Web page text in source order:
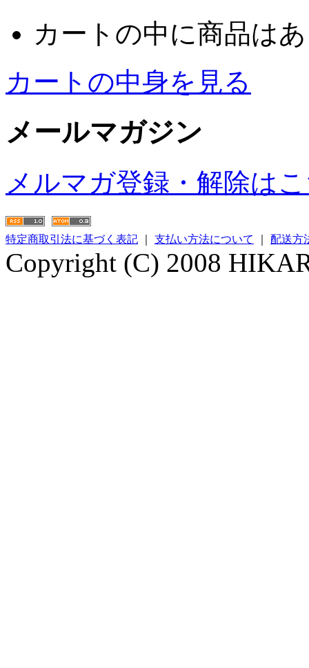
カートの中に商品は
カートの中身を見る
メールマガジン
メルマガ登録・解除は
特定商取引法に基づく表記 支払い方法について 配送方
Copyright (C) 2008